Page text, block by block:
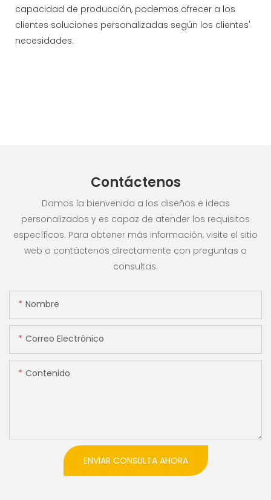
capacidad de producción, podemos ofrecer a los
clientes soluciones personalizadas según los clientes'
necesidades.
Contáctenos
Damos la bienvenida a los diseños e ideas
personalizados y es capaz de atender los requisitos
específicos. Para obtener más información, visite el sitio
web o contáctenos directamente con preguntas o
consultas.
Nombre
Correo Electrónico
Contenido
ENVIAR CONSULTA AHORA